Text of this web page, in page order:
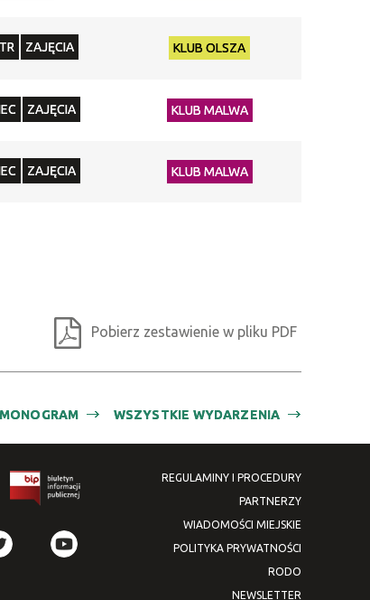
ZAJĘCIA KLUB OLSZA
ZAJĘCIA KLUB MALWA
ZAJĘCIA KLUB MALWA
Pobierz zestawienie w pliku PDF
WSZYSTKIE WYDARZENIA
REGULAMINY I PROCEDURY
PARTNERZY
WIADOMOŚCI MIEJSKIE
POLITYKA PRYWATNOŚCI
RODO
NEWSLETTER